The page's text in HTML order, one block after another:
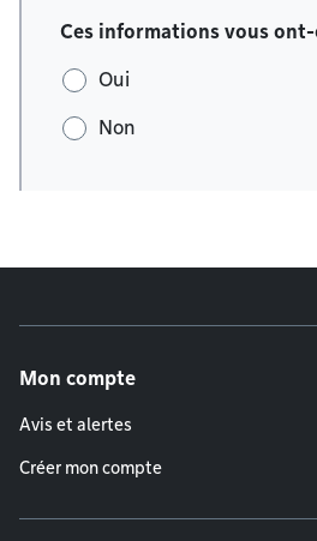
Ces informations vous
Oui
Non
Mon compte
Avis et alertes
Créer mon compte